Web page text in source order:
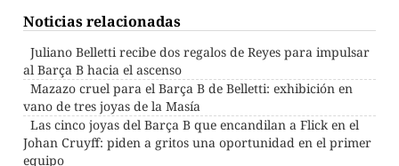
Noticias relacionadas
Juliano Belletti recibe dos regalos de Reyes para impulsar
al Barça B hacia el ascenso
Mazazo cruel para el Barça B de Belletti: exhibición en
vano de tres joyas de la Masía
Las cinco joyas del Barça B que encandilan a Flick en el
Johan Cruyff: piden a gritos una oportunidad en el primer
equipo